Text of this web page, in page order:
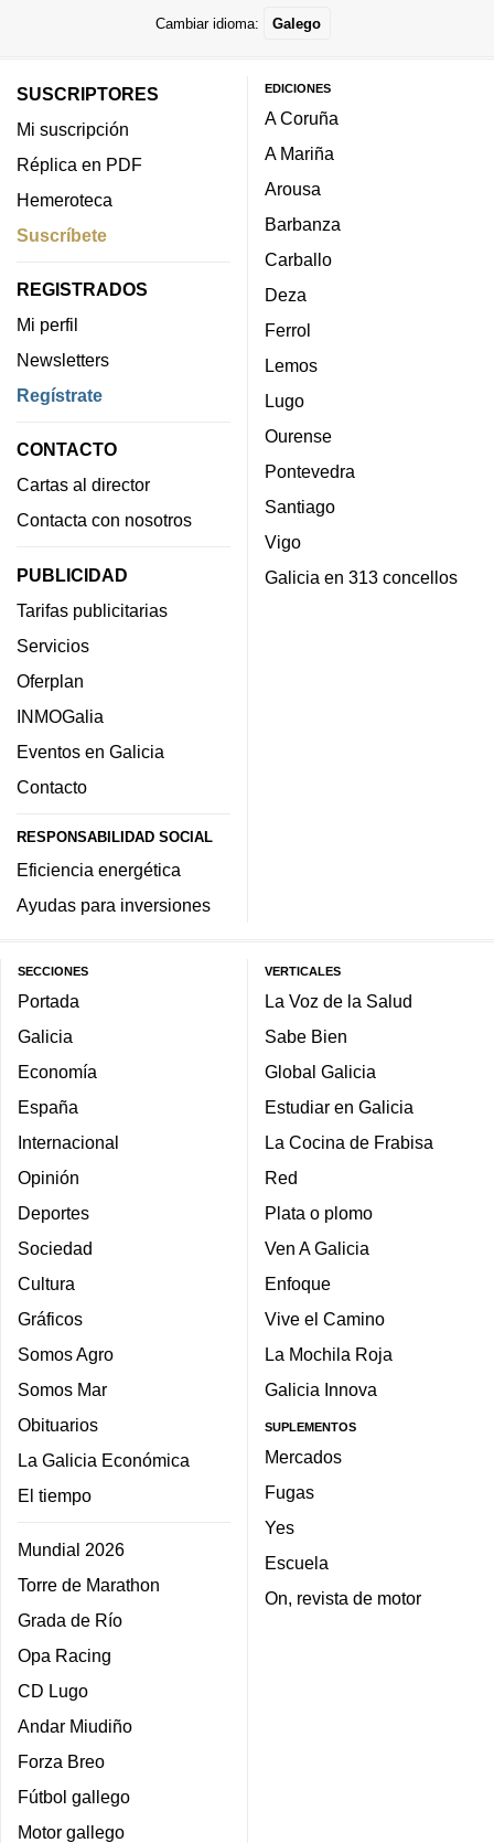
Cambiar idioma: Galego
SUSCRIPTORES
Mi suscripción
Réplica en PDF
Hemeroteca
Suscríbete
REGISTRADOS
Mi perfil
Newsletters
Regístrate
CONTACTO
Cartas al director
Contacta con nosotros
PUBLICIDAD
Tarifas publicitarias
Servicios
Oferplan
INMOGalia
Eventos en Galicia
Contacto
RESPONSABILIDAD SOCIAL
Eficiencia energética
Ayudas para inversiones
EDICIONES
A Coruña
A Mariña
Arousa
Barbanza
Carballo
Deza
Ferrol
Lemos
Lugo
Ourense
Pontevedra
Santiago
Vigo
Galicia en 313 concellos
SECCIONES
Portada
Galicia
Economía
España
Internacional
Opinión
Deportes
Sociedad
Cultura
Gráficos
Somos Agro
Somos Mar
Obituarios
La Galicia Económica
El tiempo
Mundial 2026
Torre de Marathon
Grada de Río
Opa Racing
CD Lugo
Andar Miudiño
Forza Breo
Fútbol gallego
Motor gallego
VERTICALES
La Voz de la Salud
Sabe Bien
Global Galicia
Estudiar en Galicia
La Cocina de Frabisa
Red
Plata o plomo
Ven A Galicia
Enfoque
Vive el Camino
La Mochila Roja
Galicia Innova
SUPLEMENTOS
Mercados
Fugas
Yes
Escuela
On, revista de motor